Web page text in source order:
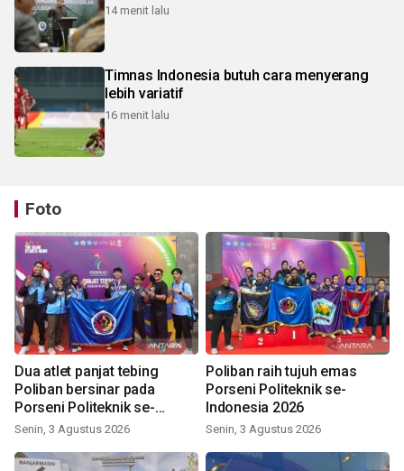
14 menit lalu
Timnas Indonesia butuh cara menyerang
lebih variatif
16 menit lalu
Foto
Dua atlet panjat tebing
Poliban bersinar pada
Porseni Politeknik se-
Indonesia 2026
Senin, 3 Agustus 2026
Poliban raih tujuh emas
Porseni Politeknik se-
Indonesia 2026
Senin, 3 Agustus 2026